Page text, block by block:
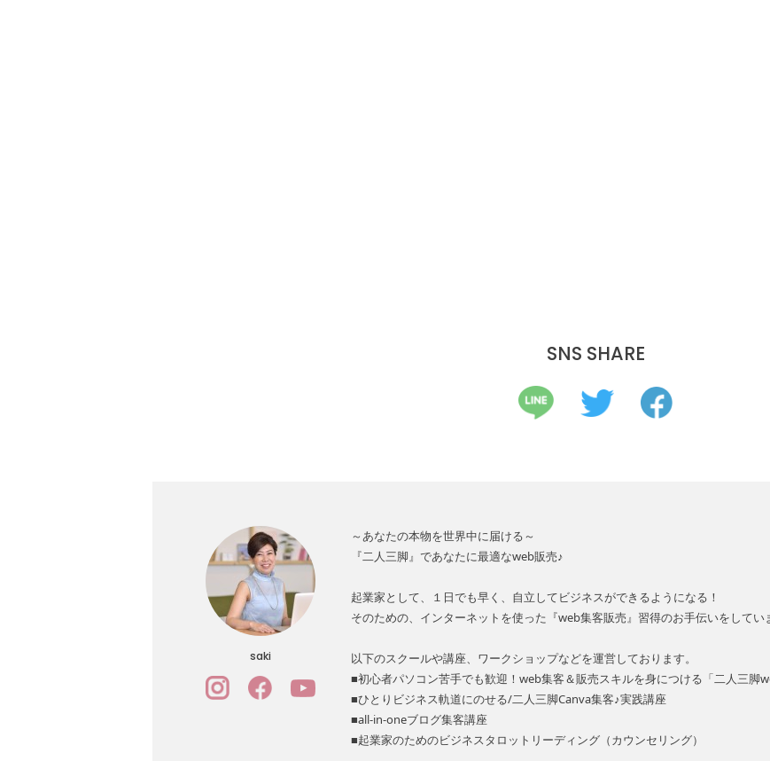
SNS SHARE
saki
～あなたの本物を世界中に届ける～
『二人三脚』であなたに最適なweb販売♪
起業家として、１日でも早く、自立してビジネスができるようになる！
そのための、インターネットを使った『web集客販売』習得のお手伝いをしてい
以下のスクールや講座、ワークショップなどを運営しております。
■初心者パソコン苦手でも歓迎！web集客＆販売スキルを身につける「二人三脚
■ひとりビジネス軌道にのせる/二人三脚Canva集客♪実践講座
■all-in-oneブログ集客講座
■起業家のためのビジネスタロットリーディング（カウンセリング）